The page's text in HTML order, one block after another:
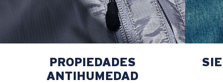
PROPIEDADES
ANTIHUMEDAD